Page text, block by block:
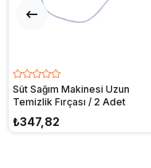
Süt Sağım Makinesi Uzun
Temizlik Fırçası / 2 Adet
₺347,82